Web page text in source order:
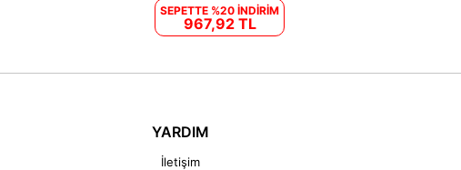
SEPETTE %20 İNDİRİM
967,92 TL
YARDIM
İletişim